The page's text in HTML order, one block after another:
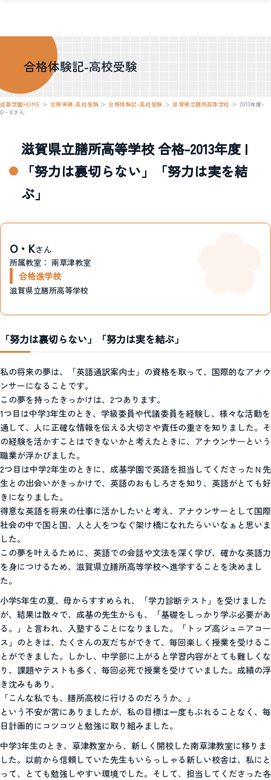
合格体験記-高校受験
成基学園HOME ＞ 合格実績-高校受験 ＞合格体験記-高校受験 ＞滋賀県立膳所高等学校 ＞2013年度-
O・Kさん
滋賀県立膳所高等学校 合格-2013年度 |
「努力は裏切らない」「努力は実を結
ぶ」
O・Kさん
所属教室： 南草津教室
合格進学校
滋賀県立膳所高等学校
「努力は裏切らない」「努力は実を結ぶ」
私の将来の夢は、「英語通訳案内士」の資格を取って、国際的なアナウ
ンサーになることです。
この夢を持ったきっかけは、2つあります。
1つ目は中学3年生のとき、学級委員や代議委員を経験し、様々な活動を
通して、人に正確な情報を伝える大切さや責任の重さを知りました。そ
の経験を活かすことはできないかと考えたときに、アナウンサーという
職業が浮かびました。
2つ目は中学2年生のときに、成基学園で英語を担当してくださったＮ先
生との出会いがきっかけで、英語のおもしろさを知り、英語がとても好
きになりました。
得意な英語を将来の仕事に活かしたいと考え、アナウンサーとして国際
社会の中で国と国、人と人をつなぐ架け橋になれたらいいなぁと思いま
した。
この夢を叶えるために、英語での会話や文法を深く学び、確かな英語力
を身につけるため、滋賀県立膳所高等学校へ進学することを決めまし
た。
小学5年生の夏、母からすすめられ、「学力診断テスト」を受けました
が、結果は散々で、成基の先生からも、「基礎をしっかり学ぶ必要があ
る。」と言われ、入塾することになりました。「トップ高ジュニアコー
ス」のときは、たくさんの友だちができて、毎回楽しく授業を受けるこ
とができました。しかし、中学部に上がると学習内容がとても難しくな
り、課題やテストも多く、毎回必死で授業を受けていました。成績の浮
き沈みもあり、
「こんな私でも、膳所高校に行けるのだろうか。」
という不安が常にありましたが、私の目標は一度もぶれることなく、毎
日計画的にコツコツと勉強に取り組みました。
中学3年生のとき、草津教室から、新しく開校した南草津教室に移りま
した。以前から信頼していた先生もいらっしゃる新しい校舎は、私にと
って、とても勉強しやすい環境でした。そして、担当してくださった各